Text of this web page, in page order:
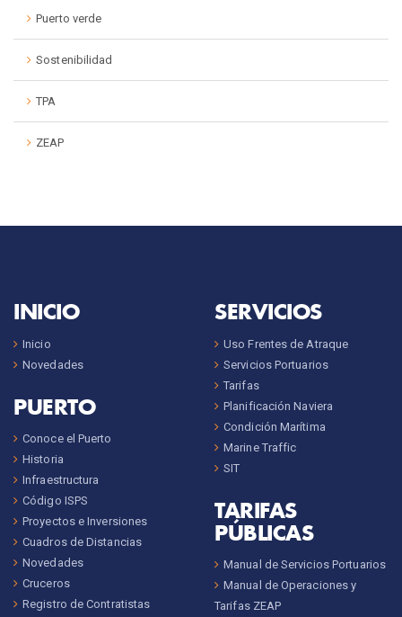
Puerto verde
Sostenibilidad
TPA
ZEAP
INICIO
Inicio
Novedades
PUERTO
Conoce el Puerto
Historia
Infraestructura
Código ISPS
Proyectos e Inversiones
Cuadros de Distancias
Novedades
Cruceros
Registro de Contratistas
SERVICIOS
Uso Frentes de Atraque
Servicios Portuarios
Tarifas
Planificación Naviera
Condición Marítima
Marine Traffic
SIT
TARIFAS
PÚBLICAS
Manual de Servicios Portuarios
Manual de Operaciones y
Tarifas ZEAP